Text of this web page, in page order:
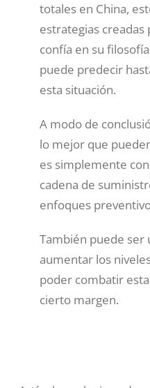
totales en China,
estrategias creadas
confía en su
puede predecir
esta situación.
A modo de
lo mejor que
es simplemente
cadena de
enfoques
También puede ser
aumentar los
poder combatir
cierto margen.